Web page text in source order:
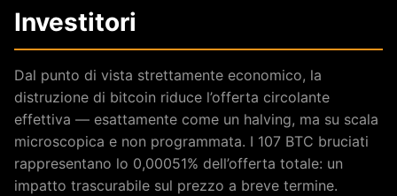
Investitori
Dal punto di vista strettamente economico, la
distruzione di bitcoin riduce l’offerta circolante
effettiva — esattamente come un halving, ma su scala
microscopica e non programmata. I 107 BTC bruciati
rappresentano lo 0,00051% dell’offerta totale: un
impatto trascurabile sul prezzo a breve termine.